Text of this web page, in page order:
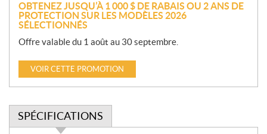
OBTENEZ JUSQU’À 1 000 $ DE RABAIS OU 2 ANS DE
PROTECTION SUR LES MODÈLES 2026
SÉLECTIONNÉS
Offre valable du 1 août au 30 septembre.
VOIR CETTE PROMOTION
SPÉCIFICATIONS